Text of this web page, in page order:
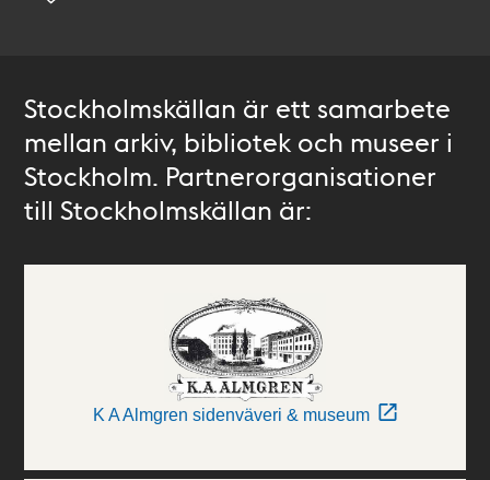
Stockholmskällan är ett samarbete
mellan arkiv, bibliotek och museer i
Stockholm. Partnerorganisationer
till Stockholmskällan är:
K A Almgren sidenväveri & museum